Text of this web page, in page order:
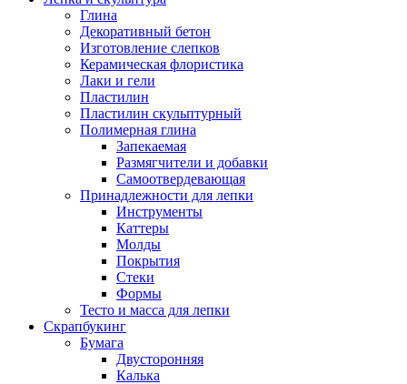
Глина
Декоративный бетон
Изготовление слепков
Керамическая флористика
Лаки и гели
Пластилин
Пластилин скульптурный
Полимерная глина
Запекаемая
Размягчители и добавки
Самоотвердевающая
Принадлежности для лепки
Инструменты
Каттеры
Молды
Покрытия
Стеки
Формы
Тесто и масса для лепки
Скрапбукинг
Бумага
Двусторонняя
Калька